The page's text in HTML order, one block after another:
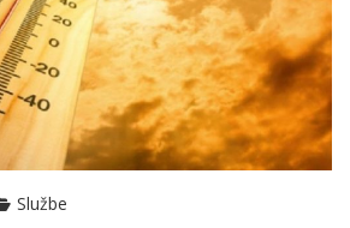
Službe